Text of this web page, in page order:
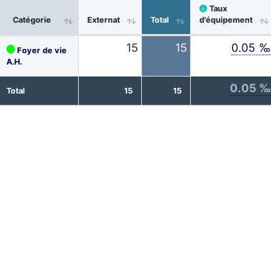
Catégorie Externat Total
Taux
d'équipement
Foyer de vie
A.H.
15 15 0.05 ‰
Total 15 15 0.05 ‰